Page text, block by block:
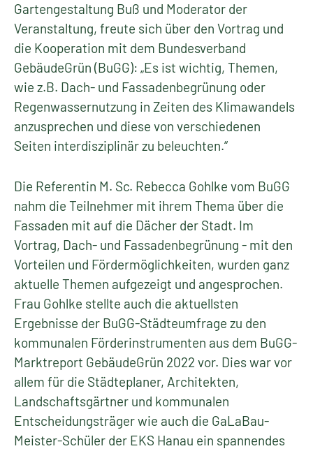
Gartengestaltung Buß und Moderator der
Veranstaltung, freute sich über den Vortrag und
die Kooperation mit dem Bundesverband
GebäudeGrün (BuGG): „Es ist wichtig, Themen,
wie z.B. Dach- und Fassadenbegrünung oder
Regenwassernutzung in Zeiten des Klimawandels
anzusprechen und diese von verschiedenen
Seiten interdisziplinär zu beleuchten.“
Die Referentin M. Sc. Rebecca Gohlke vom BuGG
nahm die Teilnehmer mit ihrem Thema über die
Fassaden mit auf die Dächer der Stadt. Im
Vortrag, Dach- und Fassadenbegrünung - mit den
Vorteilen und Fördermöglichkeiten, wurden ganz
aktuelle Themen aufgezeigt und angesprochen.
Frau Gohlke stellte auch die aktuellsten
Ergebnisse der BuGG-Städteumfrage zu den
kommunalen Förderinstrumenten aus dem BuGG-
Marktreport GebäudeGrün 2022 vor. Dies war vor
allem für die Städteplaner, Architekten,
Landschaftsgärtner und kommunalen
Entscheidungsträger wie auch die GaLaBau-
Meister-Schüler der EKS Hanau ein spannendes